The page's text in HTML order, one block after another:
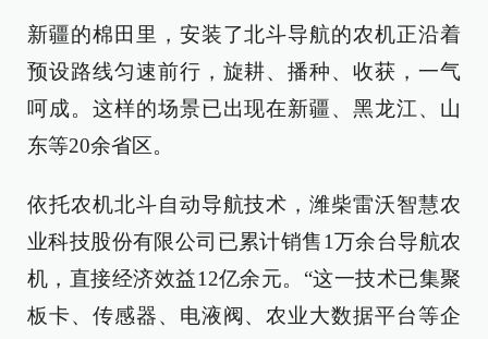
新疆的棉田里，安装了北斗导航的农机正沿着
预设路线匀速前行，旋耕、播种、收获，一气
呵成。这样的场景已出现在新疆、黑龙江、山
东等20余省区。
依托农机北斗自动导航技术，潍柴雷沃智慧农
业科技股份有限公司已累计销售1万余台导航农
机，直接经济效益12亿余元。“这一技术已集聚
板卡、传感器、电液阀、农业大数据平台等企